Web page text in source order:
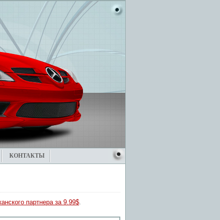
КОНТАКТЫ
партнера за 9.99$.